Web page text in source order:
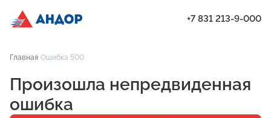
Проекты
Квартиры
Паркинг
+7 831 213-9-000
Главная Ошибка 500
Произошла непредвиденная
ошибка